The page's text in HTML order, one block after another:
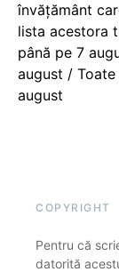
învățământ
lista acestora
până pe 7
august /
august
COPYRIGHT
Pentru că
datorită